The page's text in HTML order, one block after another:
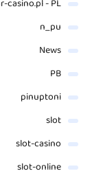
casino.pl - PL
n_pu
News
PB
pinuptoni
slot
slot-casino
slot-online